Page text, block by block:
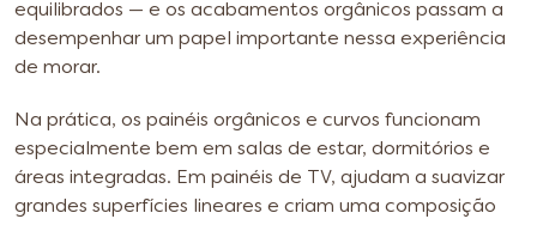
equilibrados — e os acabamentos orgânicos passam a
desempenhar um papel importante nessa experiência
de morar.
Na prática, os painéis orgânicos e curvos funcionam
especialmente bem em salas de estar, dormitórios e
áreas integradas. Em painéis de TV, ajudam a suavizar
grandes superfícies lineares e criam uma composição